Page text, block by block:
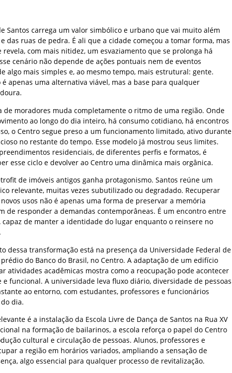
Santos carrega um valor simbólico e urbano que vai muito além
das ruas de pedra. É ali que a cidade começou a tomar forma, mas
com mais nitidez, um esvaziamento que se prolonga há
cenário não depende de ações pontuais nem de eventos
algo mais simples e, ao mesmo tempo, mais estrutural: gente.
é apenas uma alternativa viável, mas a base para qualquer
de moradores muda completamente o ritmo de uma região. Onde
ao longo do dia inteiro, há consumo cotidiano, há encontros
o Centro segue preso a um funcionamento limitado, ativo durante
no restante do tempo. Esse modelo já mostrou seus limites.
residenciais, de diferentes perfis e formatos, é
esse ciclo e devolver ao Centro uma dinâmica mais orgânica.
de imóveis antigos ganha protagonismo. Santos reúne um
relevante, muitas vezes subutilizado ou degradado. Recuperar
usos não é apenas uma forma de preservar a memória
de responder a demandas contemporâneas. É um encontro entre
capaz de manter a identidade do lugar enquanto o reinsere no
dessa transformação está na presença da Universidade Federal de
do Banco do Brasil, no Centro. A adaptação de um edifício
atividades acadêmicas mostra como a reocupação pode acontecer
funcional. A universidade leva fluxo diário, diversidade de pessoas
ao entorno, com estudantes, professores e funcionários
dia.
é a instalação da Escola Livre de Dança de Santos na Rua XV
na formação de bailarinos, a escola reforça o papel do Centro
cultural e circulação de pessoas. Alunos, professores e
a região em horários variados, ampliando a sensação de
algo essencial para qualquer processo de revitalização.